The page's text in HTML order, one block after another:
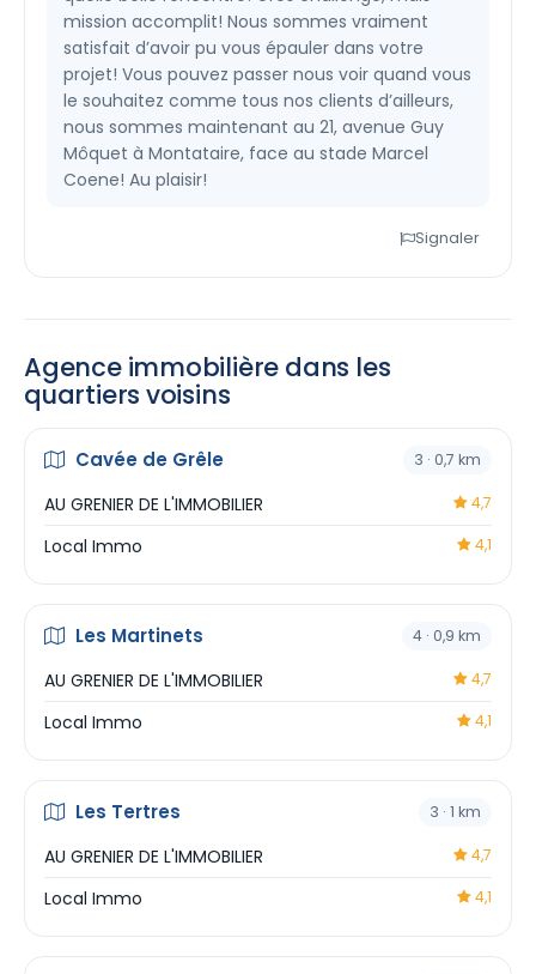
mission accomplit! Nous sommes vraiment
satisfait d’avoir pu vous épauler dans votre
projet! Vous pouvez passer nous voir quand vous
le souhaitez comme tous nos clients d’ailleurs,
nous sommes maintenant au 21, avenue Guy
Môquet à Montataire, face au stade Marcel
Coene! Au plaisir!
Signaler
Agence immobilière dans les
quartiers voisins
Cavée de Grêle 3 · 0,7 km
AU GRENIER DE L'IMMOBILIER 4,7
Local Immo 4,1
Les Martinets 4 · 0,9 km
AU GRENIER DE L'IMMOBILIER 4,7
Local Immo 4,1
Les Tertres 3 · 1 km
AU GRENIER DE L'IMMOBILIER 4,7
Local Immo 4,1